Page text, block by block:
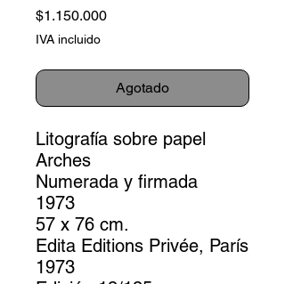
$1.150.000Precio
IVA incluido
Agotado
Litografía sobre papel
Arches
Numerada y firmada
1973
57 x 76 cm.
Edita Editions Privée, París
1973